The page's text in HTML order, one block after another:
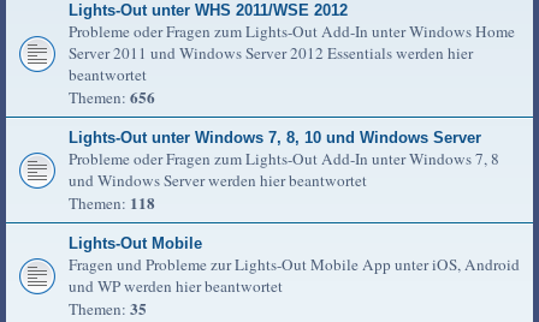
Lights-Out unter WHS 2011/WSE 2012
Probleme oder Fragen zum Lights-Out Add-In unter Windows Home
Server 2011 und Windows Server 2012 Essentials werden hier
beantwortet
Themen: 656
Lights-Out unter Windows 7, 8, 10 und Windows Server
Probleme oder Fragen zum Lights-Out Add-In unter Windows 7, 8
und Windows Server werden hier beantwortet
Themen: 118
Lights-Out Mobile
Fragen und Probleme zur Lights-Out Mobile App unter iOS, Android
und WP werden hier beantwortet
Themen: 35